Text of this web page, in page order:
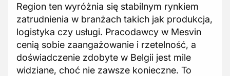
Region ten wyróżnia się stabilnym rynkiem
zatrudnienia w branżach takich jak produkcja,
logistyka czy usługi. Pracodawcy w Mesvin
cenią sobie zaangażowanie i rzetelność, a
doświadczenie zdobyte w Belgii jest mile
widziane, choć nie zawsze konieczne. To